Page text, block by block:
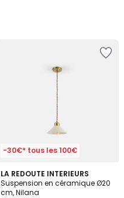
-30€* tous les 100€
LA REDOUTE INTERIEURS
Suspension en céramique Ø20
cm, Nilana
5
/
5
3
Couleurs